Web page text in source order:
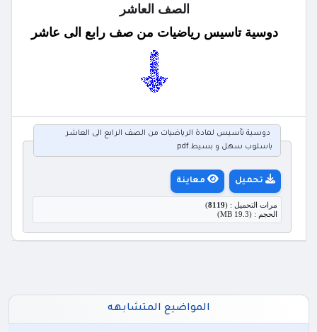
الصف العاشر
دوسية تاسيس رياضيات من صف رابع الى عاشر
دوسية تأسيس لمادة الرياضيات من الصف الرابع الى العاشر
باسلوب سهل و بسيط.pdf
تحميل معاينة
مرات التحميل : (8119
)
الحجم : (19.3 MB)
المواضيع المتشابهه